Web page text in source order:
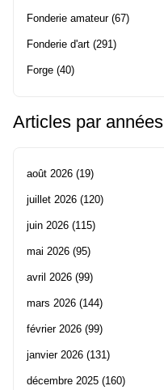
Fonderie amateur(67)
Fonderie d'art (291)
Forge (40)
Articles par années
août 2026 (19)
juillet 2026 (120)
juin 2026 (115)
mai 2026 (95)
avril 2026 (99)
mars 2026 (144)
février 2026 (99)
janvier 2026 (131)
décembre 2025 (160)